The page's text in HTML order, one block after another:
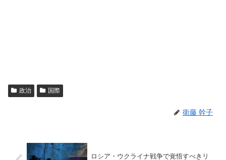
政治 国際
衛藤 幹子
ロシア・ウクライナ戦争で覚悟すべきリ